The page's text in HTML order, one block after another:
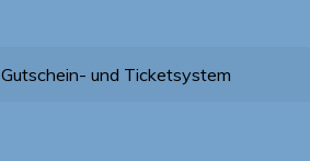
Gutschein- und Ticketsystem